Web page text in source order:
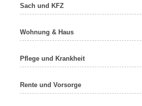
Sach und KFZ
Wohnung & Haus
Pflege und Krankheit
Rente und Vorsorge